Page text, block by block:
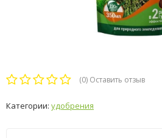
(0) Оставить отзыв
Категории: удобрения